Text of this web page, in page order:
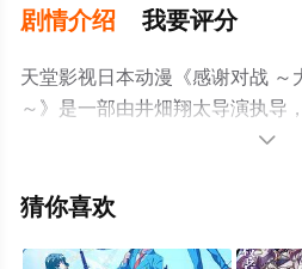
剧情介绍 我要评分
天堂影视日本动漫《感谢对战 ～
～》是一部由井畑翔太导演执导
千本木彩花,下地紫野等演员精彩
相关信息可移步至豆瓣动漫、电

猜你喜欢